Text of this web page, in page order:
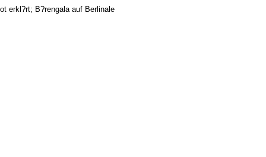
erkl?rt; B?rengala auf Berlinale